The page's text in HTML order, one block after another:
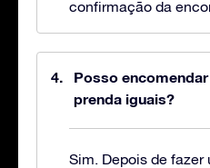
confirmação da
Posso
prenda iguais?
Sim. Depois de